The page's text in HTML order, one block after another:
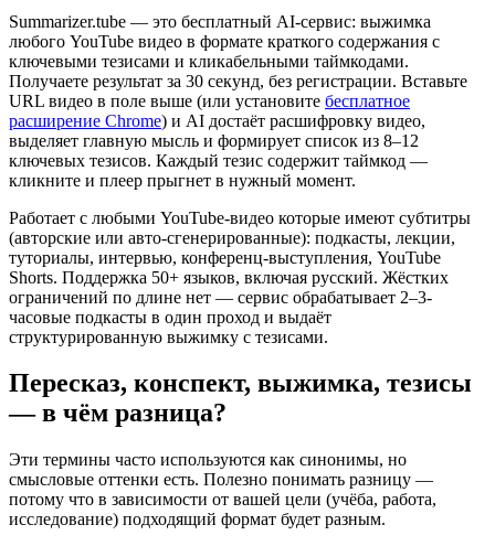
Summarizer.tube — это бесплатный AI-сервис: выжимка
любого YouTube видео в формате краткого содержания с
ключевыми тезисами и кликабельными таймкодами.
Получаете результат за 30 секунд, без регистрации. Вставьте
URL видео в поле выше (или установите бесплатное
расширение Chrome) и AI достаёт расшифровку видео,
выделяет главную мысль и формирует список из 8–12
ключевых тезисов. Каждый тезис содержит таймкод —
кликните и плеер прыгнет в нужный момент.
Работает с любыми YouTube-видео которые имеют субтитры
(авторские или авто-сгенерированные): подкасты, лекции,
туториалы, интервью, конференц-выступления, YouTube
Shorts. Поддержка 50+ языков, включая русский. Жёстких
ограничений по длине нет — сервис обрабатывает 2–3-
часовые подкасты в один проход и выдаёт
структурированную выжимку с тезисами.
Пересказ, конспект, выжимка, тезисы
— в чём разница?
Эти термины часто используются как синонимы, но
смысловые оттенки есть. Полезно понимать разницу —
потому что в зависимости от вашей цели (учёба, работа,
исследование) подходящий формат будет разным.